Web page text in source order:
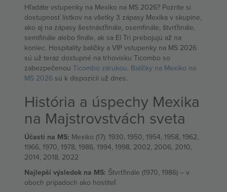
Hľadáte vstupenky na Mexiko na MS 2026? Pozrite si
dostupnosť lístkov na všetky 3 zápasy Mexika v skupine,
ako aj na zápasy šestnásťfinále, osemfinále, štvrťfinále,
semifinále alebo finále, ak sa El Tri prebojujú až na
koniec. Hospitality balíčky a VIP vstupenky na MS 2026
sú už teraz dostupné na trhovisku Ticombo so
zabezpečenou Ticombo zárukou. Balíčky na Mexiko na
MS 2026 sú k dispozícii už dnes.
História a úspechy Mexika
na Majstrovstvách sveta
Účasti na MS: Mexiko (17): 1930, 1950, 1954, 1958, 1962,
1966, 1970, 1978, 1986, 1994, 1998, 2002, 2006, 2010,
2014, 2018, 2022
Najlepší výsledok na MS: Štvrťfinále (1970, 1986) – v
oboch prípadoch ako hostiteľ